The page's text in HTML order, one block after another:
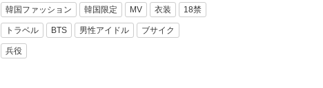
韓国ファッション 韓国限定 MV 衣装 18禁
トラベル BTS 男性アイドル ブサイク
兵役